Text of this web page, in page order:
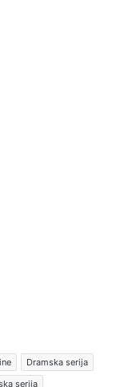
Dramska serija
serija